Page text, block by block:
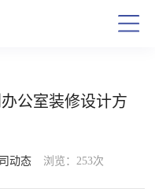
公室装修设计方
动态 浏览：253次